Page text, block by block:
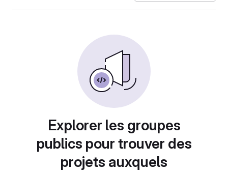
Explorer les groupes
publics pour trouver des
projets auxquels